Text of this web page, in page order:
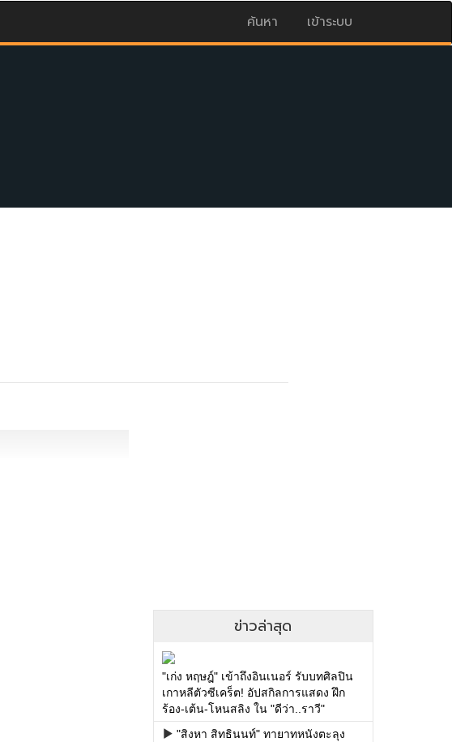
ค้นหา เข้าระบบ
ข่าวล่าสุด
"เก่ง หฤษฎ์" เข้าถึงอินเนอร์ รับบทศิลปิน
เกาหลีตัวซีเคร็ต! อัปสกิลการแสดง ฝึก
ร้อง-เต้น-โหนสลิง ใน "ดีว่า..ราวี"
"สิงหา สิทธินนท์" ทายาทหนังตะลุง